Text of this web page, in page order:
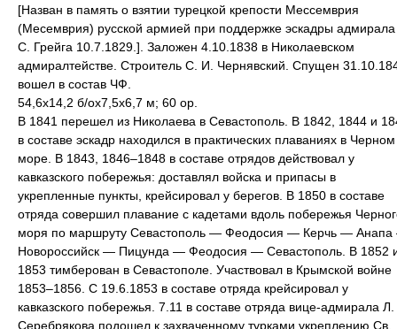
[Назван в память о взятии турецкой крепости Мессемврия
(Месемврия) русской армией при поддержке эскадры
С. Грейга 10.7.1829.]. Заложен 4.10.1838 в Николаевском
адмиралтействе. Строитель С. И. Чернявский. Спущен
вошел в состав ЧФ.
54,6x14,2 б/ох7,5х6,7 м; 60 ор.
В 1841 перешел из Николаева в Севастополь. В 1842, 1844 и
в составе эскадр находился в практических плаваниях в Черном
море. В 1843, 1846–1848 в составе отрядов действовал у
кавказского побережья: доставлял войска и припасы в
укрепленные пункты, крейсировал у берегов. В 1850 в составе
отряда совершил плавание с кадетами вдоль побережья
моря по маршруту Севастополь — Феодосия — Керчь —
Новороссийск — Пицунда — Феодосия — Севастополь. В 1852
1853 тимберован в Севастополе. Участвовал в Крымской войне
1853–1856. С 19.6.1853 в составе отряда крейсировал у
кавказского побережья. 7.11 в составе отряда вице-адмирала
Серебрякова подошел к захваченному турками укреплению Св.